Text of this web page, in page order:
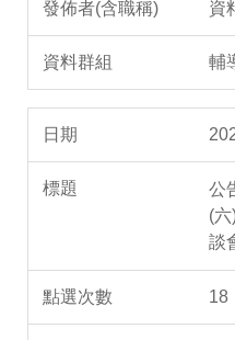
資
輔
公
(
談
18